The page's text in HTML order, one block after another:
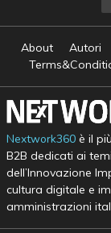
About Autori
Nextwork360è il
B2B dedicati ai
dell’Innovazione
cultura digitale e
amministrazioni